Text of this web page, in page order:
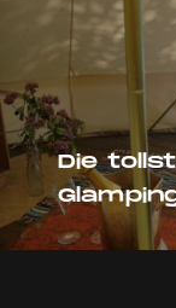
Die